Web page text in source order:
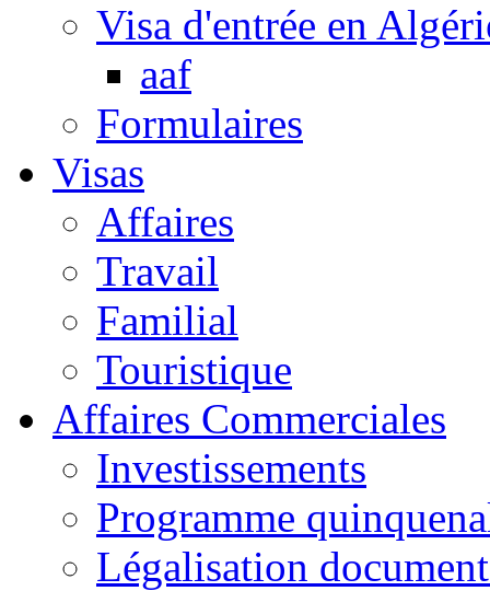
Visa d'entrée en
aaf
Formulaires
Visas
Affaires
Travail
Familial
Touristique
Affaires Commerciales
Investissements
Programme
Légalisation